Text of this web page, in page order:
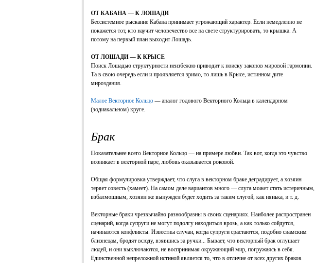
ОТ КАБАНА — К ЛОШАДИ
Бессистемное рыскание Кабана принимает угрожающий характер. Если немедленно не
покажется тот, кто научит человечество все на свете структурировать, то крышка. А
потому на первый план выходит Лошадь.
ОТ ЛОШАДИ — К КРЫСЕ
Поиск Лошадью структурности неизбежно приводит к поиску законов мировой гармонии.
Та в свою очередь если и проявляется зримо, то лишь в Крысе, истинном дите
мироздания.
Малое Векторное Кольцо — аналог годового Векторного Кольца в календарном
(зодиакальном) круге.
Брак
Показательнее всего Векторное Кольцо — на примере любви. Так вот, когда это чувство
возникает в векторной паре, любовь оказывается роковой.
Общая формулировка утверждает, что слуга в векторном браке деградирует, а хозяин
теряет совесть (хамеет). На самом деле вариантов много — слуга может стать истеричным,
взбалмошным, хозяин же вынужден будет ходить за таким слугой, как нянька, и т. д.
Векторные браки чрезвычайно разнообразны в своих сценариях. Наиболее распространен
сценарий, когда супруги не могут подолгу находиться врозь, а как только сойдутся,
начинаются конфликты. Известны случаи, когда супруги срастаются, подобно сиамским
близнецам, бродят всюду, взявшись за ручки... Бывает, что векторный брак оглушает
людей, и они выключаются, не воспринимая окружающий мир, погружаясь в себя.
Единственной непреложной истиной является то, что в отличие от всех других браков